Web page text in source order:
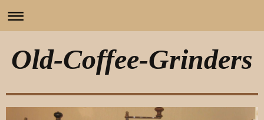
Old-Coffee-Grinders